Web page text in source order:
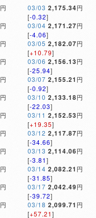
円
円
円
円
円
円
円
円
円
円
円
円
03/03 2,175.34円
[-0.32]
03/04 2,171.27円
[-4.06]
03/05 2,182.07円
[+10.79]
03/06 2,156.13円
[-25.94]
03/07 2,155.21 円
[-0.92]
03/10 2,133.18円
[-22.03]
03/11 2,152.53円
[+19.35]
03/12 2,117.87円
[-34.66]
03/13 2,114.06円
[-3.81]
03/14 2,082.21 円
[-31.85]
03/17 2,042.49円
[-39.72]
03/18 2,099.71 円
[+57.21]